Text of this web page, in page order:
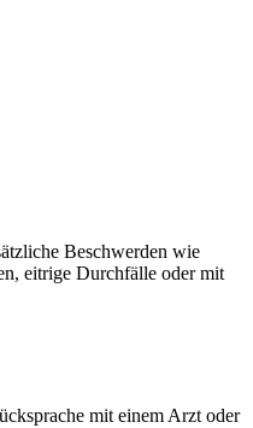
Beschwerden wie
eitrige Durchfälle oder mit
mit einem Arzt oder